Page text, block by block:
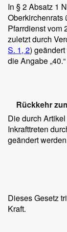
In § 2 Absatz 1
Oberkirchenrats
Pfarrdienst vom
zuletzt durch
S. 1, 2)
die Angabe
Rückkehr
Die durch
Inkrafttreten
geändert
Dieses Gesetz
Kraft.